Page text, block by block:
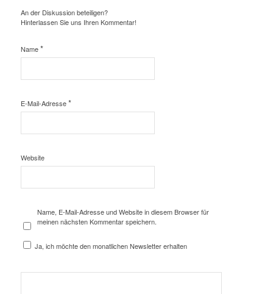
An der Diskussion beteiligen?
Hinterlassen Sie uns Ihren Kommentar!
Name*
E-Mail-Adresse*
Website
Name, E-Mail-Adresse und Website in diesem Browser für
meinen nächsten Kommentar speichern.
Ja, ich möchte den monatlichen Newsletter erhalten